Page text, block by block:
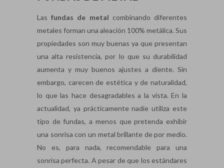
Lasfundas de metal combinando diferentes
metales forman una aleación 100% metálica. Sus
propiedades son muy buenas ya que presentan
una alta resistencia, por lo que su durabilidad
aumenta y muy buenos ajustes a diente. Sin
embargo, carecen de estética y de naturalidad,
lo que las hace desagradables a la vista. En la
actualidad, ya prácticamente nadie utiliza este
tipo de fundas, a menos que pretenda exhibir
una sonrisa con un metal brillante de por medio.
No es, para nada, recomendable para una
sonrisa perfecta. A pesar de que los estándares